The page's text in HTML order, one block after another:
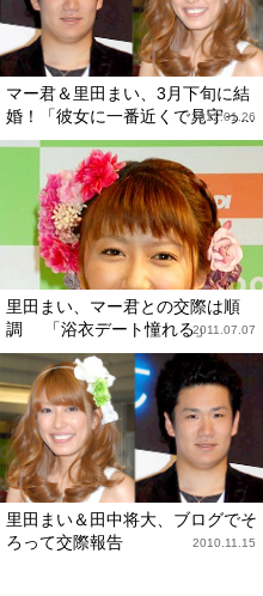
マー君＆里田まい、3月下旬に結
婚！「彼女に一番近くで見守っ...
2012.01.26
里田まい、マー君との交際は順
調 「浴衣デート憧れる」2011.07.07
里田まい＆田中将大、ブログでそ
ろって交際報告
2010.11.15